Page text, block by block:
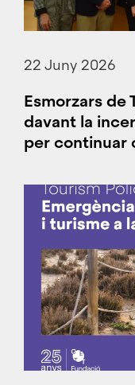
22 Juny 2026
Esmorzars de
davant la
per continuar